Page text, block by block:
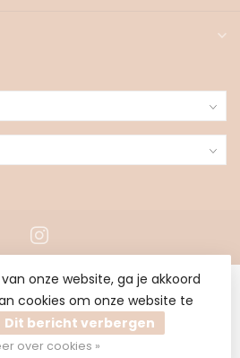
2026 Toverstof
onze website, ga je akkoord
cookies om onze website te
Dit bericht verbergen
over cookies »